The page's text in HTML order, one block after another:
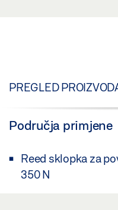
PREGLED
Područja primjene
Reed sklopka za
350 N